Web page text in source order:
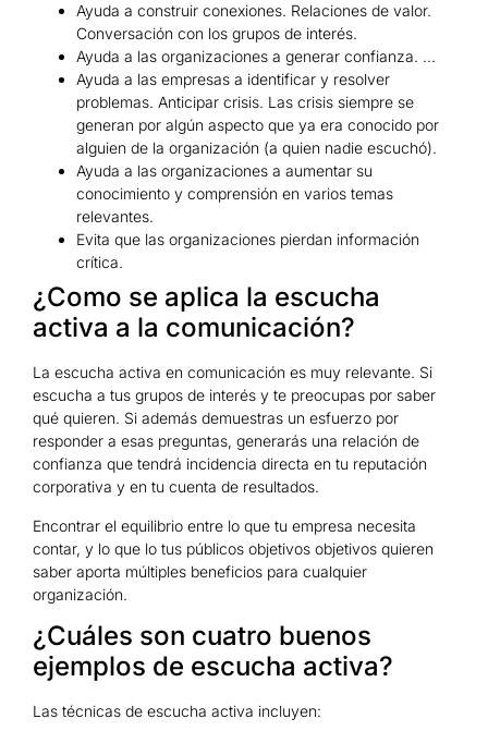
Ayuda a construir conexiones. Relaciones de valor.
Conversación con los grupos de interés.
Ayuda a las organizaciones a generar confianza. …
Ayuda a las empresas a identificar y resolver
problemas. Anticipar crisis. Las crisis siempre se
generan por algún aspecto que ya era conocido por
alguien de la organización (a quien nadie escuchó).
Ayuda a las organizaciones a aumentar su
conocimiento y comprensión en varios temas
relevantes.
Evita que las organizaciones pierdan información
crítica.
¿Como se aplica la escucha
activa a la comunicación?
La escucha activa en comunicación es muy relevante. Si
escucha a tus grupos de interés y te preocupas por saber
qué quieren. Si además demuestras un esfuerzo por
responder a esas preguntas, generarás una relación de
confianza que tendrá incidencia directa en tu reputación
corporativa y en tu cuenta de resultados.
Encontrar el equilibrio entre lo que tu empresa necesita
contar, y lo que lo tus públicos objetivos objetivos quieren
saber aporta múltiples beneficios para cualquier
organización.
¿Cuáles son cuatro buenos
ejemplos de escucha activa?
Las técnicas de escucha activa incluyen: